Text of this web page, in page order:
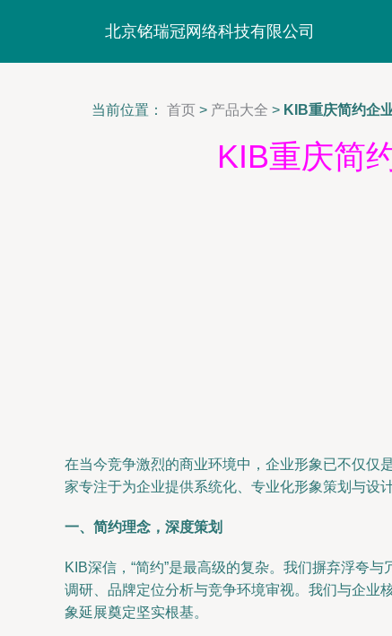
北京铭瑞冠网络科技有限公司
当前位置： 首页 > 产品大全 > KIB重庆简约企
KIB重庆简
在当今竞争激烈的商业环境中，企业形象已不仅仅
家专注于为企业提供系统化、专业化形象策划与设
一、简约理念，深度策划
KIB深信，“简约”是最高级的复杂。我们摒弃浮夸
调研、品牌定位分析与竞争环境审视。我们与企业
象延展奠定坚实根基。